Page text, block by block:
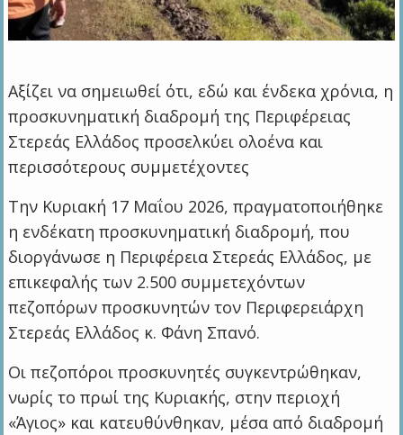
Αξίζει να σημειωθεί ότι, εδώ και ένδεκα χρόνια, η
προσκυνηματική διαδρομή της Περιφέρειας
Στερεάς Ελλάδος προσελκύει ολοένα και
περισσότερους συμμετέχοντες
Την Κυριακή 17 Μαΐου 2026, πραγματοποιήθηκε
η ενδέκατη προσκυνηματική διαδρομή, που
διοργάνωσε η Περιφέρεια Στερεάς Ελλάδος, με
επικεφαλής των 2.500 συμμετεχόντων
πεζοπόρων προσκυνητών τον Περιφερειάρχη
Στερεάς Ελλάδος κ. Φάνη Σπανό.
Οι πεζοπόροι προσκυνητές συγκεντρώθηκαν,
νωρίς το πρωί της Κυριακής, στην περιοχή
«Άγιος» και κατευθύνθηκαν, μέσα από διαδρομή